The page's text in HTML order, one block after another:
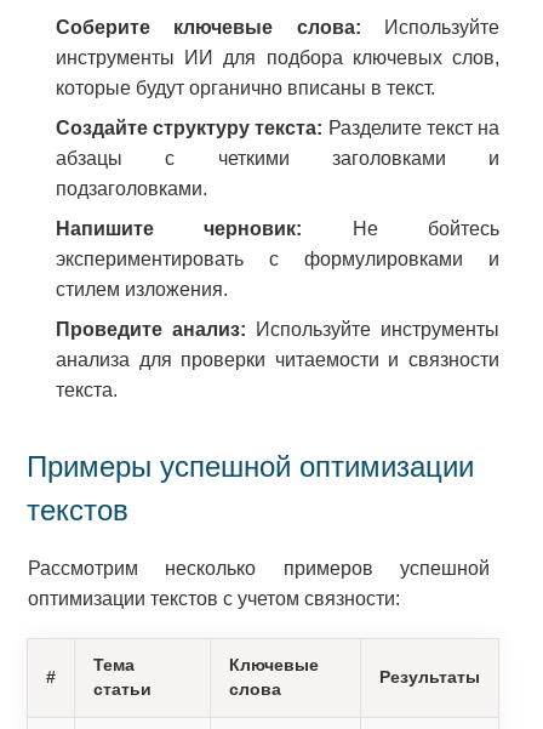
Соберите ключевые слова: Используйте
инструменты ИИ для подбора ключевых слов,
которые будут органично вписаны в текст.
Создайте структуру текста: Разделите текст на
абзацы с четкими заголовками и
подзаголовками.
Напишите черновик: Не бойтесь
экспериментировать с формулировками и
стилем изложения.
Проведите анализ: Используйте инструменты
анализа для проверки читаемости и связности
текста.
Примеры успешной оптимизации
текстов
Рассмотрим несколько примеров успешной
оптимизации текстов с учетом связности:
#
Тема
статьи
Ключевые
слова
Результаты